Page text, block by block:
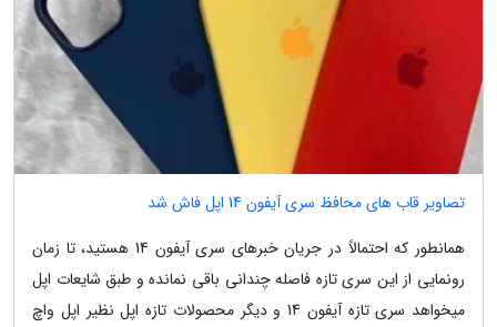
تصاویر قاب های محافظ سری آیفون 14 اپل فاش شد
همانطور که احتمالاً در جریان خبرهای سری آیفون 14 هستید، تا زمان
رونمایی از این سری تازه فاصله چندانی باقی نمانده و طبق شایعات اپل
میخواهد سری تازه آیفون 14 و دیگر محصولات تازه اپل نظیر اپل واچ